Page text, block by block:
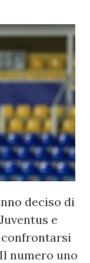
deciso di
e
numero uno